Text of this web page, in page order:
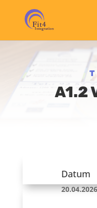
A1.2
Datum
20.04.2026